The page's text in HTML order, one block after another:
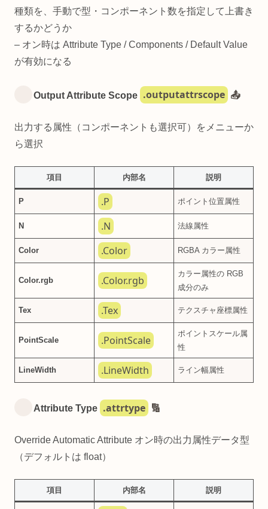
種類を、手動で型・コンポーネント数を指定して上書き
するかどうか
– オン時は Attribute Type / Components / Default Value
が有効になる
Output Attribute Scope .outputattrscope 📤
出力する属性（コンポーネントも選択可）をメニューか
ら選択
項目 内部名 説明
P .P ポイント位置属性
N .N 法線属性
Color .Color RGBA カラー属性
Color.rgb .Color.rgb
カラー属性の RGB
成分のみ
Tex .Tex テクスチャ座標属性
PointScale .PointScale
ポイントスケール属
性
LineWidth .LineWidth ライン幅属性
Attribute Type .attrtype 🔢
Override Automatic Attribute オン時の出力属性データ型
（デフォルトは float）
項目 内部名 説明